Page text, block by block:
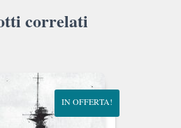
correlati
IN OFFERTA!